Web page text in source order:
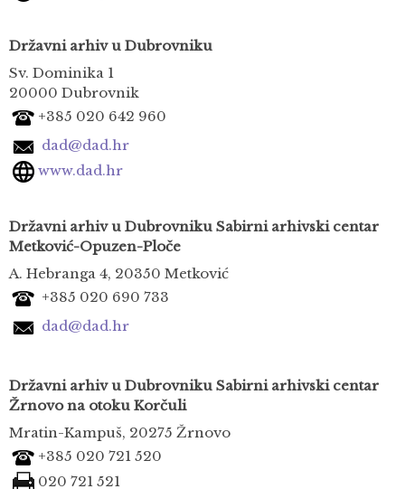
Državni arhiv u Dubrovniku
Sv. Dominika 1
20000 Dubrovnik
+385 020 642 960
dad@dad.hr
www.dad.hr
Državni arhiv u Dubrovniku Sabirni arhivski centar
Metković-Opuzen-Ploče
A. Hebranga 4, 20350 Metković
+385 020 690 733
dad@dad.hr
Državni arhiv u Dubrovniku Sabirni arhivski centar
Žrnovo na otoku Korčuli
Mratin-Kampuš, 20275 Žrnovo
+385 020 721 520
020 721 521